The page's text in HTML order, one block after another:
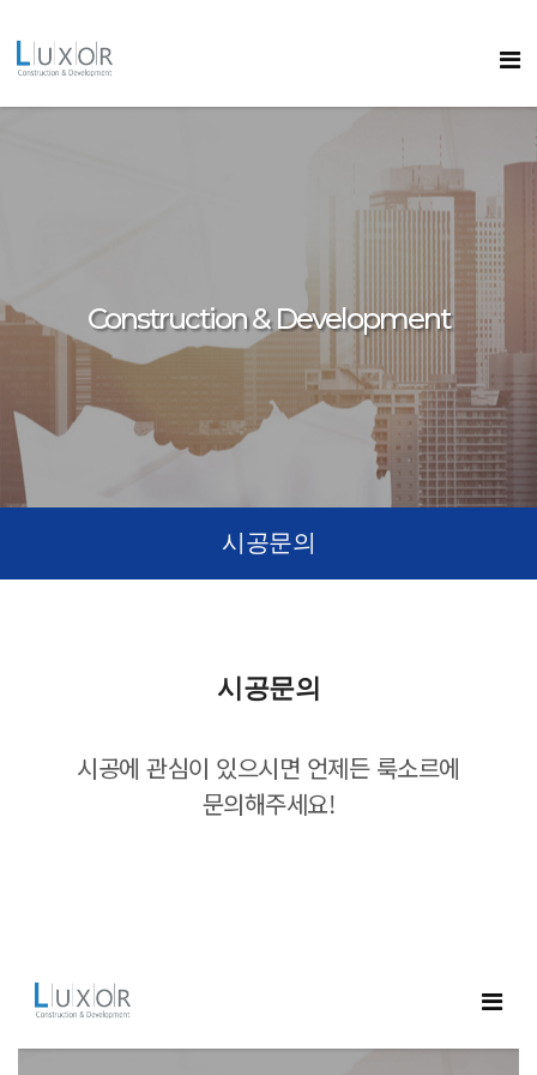
바로가기
Construction & Development
시공문의
시공문의
시공에 관심이 있으시면 언제든 룩소르에
문의해주세요!